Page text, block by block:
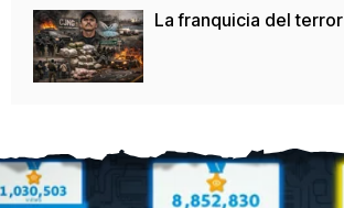
La franquicia del terror